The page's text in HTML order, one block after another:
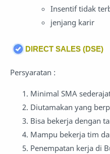
Insentif tidak
jenjang karir
DIRECT SALES (DSE)
Persyaratan :
Minimal SMA
Diutamakan yang
Bisa bekerja dengan
Mampu bekerja tim
Penempatan kerja di